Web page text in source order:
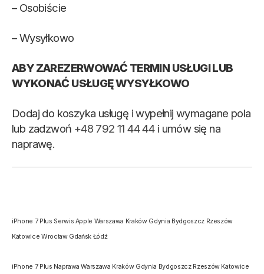
– Osobiście
– Wysyłkowo
ABY ZAREZERWOWAĆ TERMIN USŁUGI LUB
WYKONAĆ USŁUGĘ WYSYŁKOWO
Dodaj do koszyka usługę i wypełnij wymagane pola
lub zadzwoń +48 792 11 44 44i umów się na
naprawę.
iPhone 7 Plus Serwis Apple Warszawa Kraków Gdynia Bydgoszcz Rzeszów
Katowice Wrocław Gdańsk Łódź
iPhone 7 Plus Naprawa Warszawa Kraków Gdynia Bydgoszcz Rzeszów Katowice